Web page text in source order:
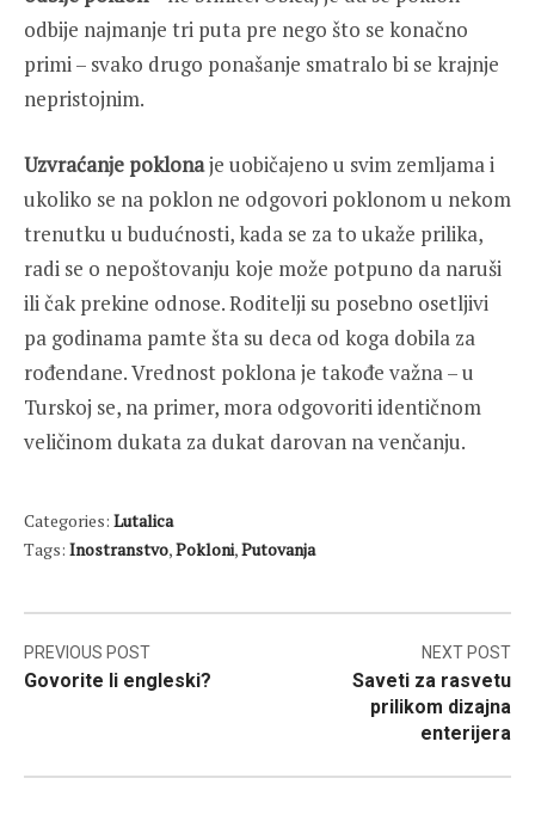
odbije najmanje tri puta pre nego što se konačno
primi – svako drugo ponašanje smatralo bi se krajnje
nepristojnim.
Uzvraćanje poklonaje uobičajeno u svim zemljama i
ukoliko se na poklon ne odgovori poklonom u nekom
trenutku u budućnosti, kada se za to ukaže prilika,
radi se o nepoštovanju koje može potpuno da naruši
ili čak prekine odnose. Roditelji su posebno osetljivi
pa godinama pamte šta su deca od koga dobila za
rođendane. Vrednost poklona je takođe važna – u
Turskoj se, na primer, mora odgovoriti identičnom
veličinom dukata za dukat darovan na venčanju.
Categories: Lutalica
Tags: Inostranstvo,Pokloni,Putovanja
Post
navigation
PREVIOUS POST
Govorite li engleski?
NEXT POST
Saveti za rasvetu
prilikom dizajna
enterijera